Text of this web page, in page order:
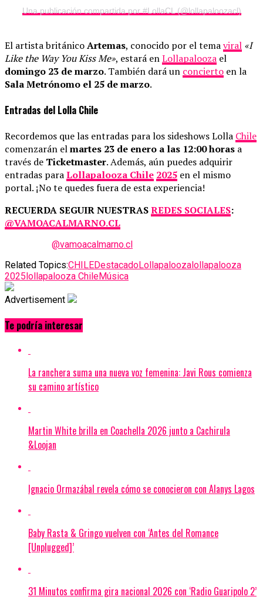
Una publicación compartida por #LollaCL (@lollapaloozacl)
El artista británicoArtemas, conocido por el temaviral «I
Like the Way You Kiss Me», estará enLollapalooza el
domingo 23 de marzo. También dará un concierto en la
Sala Metrónomo el 25 de marzo.
Entradas del Lolla Chile
Recordemos que las entradas para los sideshows Lolla Chile
comenzarán elmartes 23 de enero a las 12:00 horas a
través de Ticketmaster. Además, aún puedes adquirir
entradas paraLollapalooza Chile 2025 en el mismo
portal. ¡No te quedes fuera de esta experiencia!
RECUERDA SEGUIR NUESTRASREDES SOCIALES:
@VAMOACALMARNO.CL
@vamoacalmarno.cl
Related Topics:CHILEDestacadoLollapalooza lollapalooza
2025 lollapalooza ChileMúsica
Advertisement
Te podría interesar
La ranchera suma una nueva voz femenina: Javi Rous comienza
su camino artístico
Martin White brilla en Coachella 2026 junto a Cachirula
&Loojan
Ignacio Ormazábal revela cómo se conocieron con Alanys Lagos
Baby Rasta & Gringo vuelven con ‘Antes del Romance
[Unplugged]’
31 Minutos confirma gira nacional 2026 con ‘Radio Guaripolo 2’